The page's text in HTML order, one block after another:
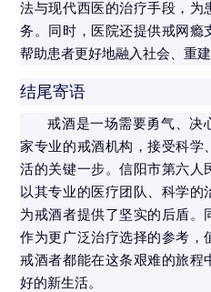
法与现代西医的治疗手段，为
务。同时，医院还提供戒网瘾
帮助患者更好地融入社会、重建
结尾寄语
戒酒是一场需要勇气、决
家专业的戒酒机构，接受科学
活的关键一步。信阳市第六人
以其专业的医疗团队、科学的
为戒酒者提供了坚实的后盾。
作为更广泛治疗选择的参考，
戒酒者都能在这条艰难的旅程
好的新生活。